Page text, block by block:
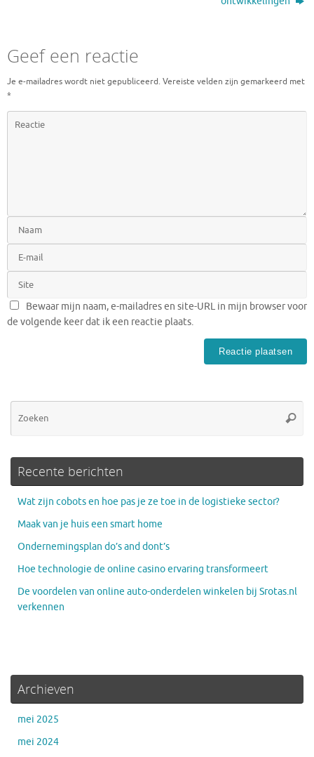
Geef een reactie
Je e-mailadres wordt niet gepubliceerd. Vereiste velden zijn gemarkeerd met
*
Bewaar mijn naam, e-mailadres en site-URL in mijn browser voor
de volgende keer dat ik een reactie plaats.
Recente berichten
Wat zijn cobots en hoe pas je ze toe in de logistieke sector?
Maak van je huis een smart home
Ondernemingsplan do’s and dont’s
Hoe technologie de online casino ervaring transformeert
De voordelen van online auto-onderdelen winkelen bij Srotas.nl
verkennen
Archieven
mei 2025
mei 2024